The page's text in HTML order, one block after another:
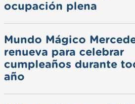
ocupación plena
Mundo Mágico
renueva para celebrar
cumpleaños durante
año